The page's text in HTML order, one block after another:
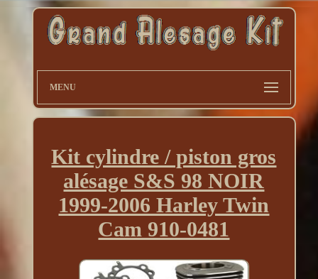
MENU
Kit cylindre / piston gros
alésage S&S 98 NOIR
1999-2006 Harley Twin
Cam 910-0481